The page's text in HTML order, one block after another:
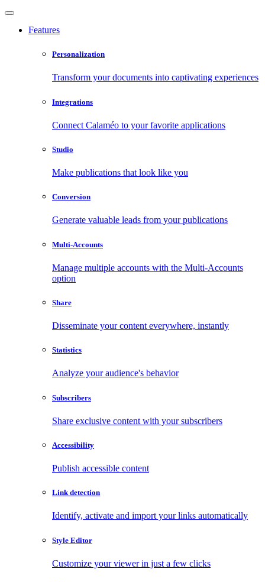
Features
Personalization
Transform your documents into captivating experiences
Integrations
Connect Calaméo to your favorite applications
Studio
Make publications that look like you
Conversion
Generate valuable leads from your publications
Multi-Accounts
Manage multiple accounts with the Multi-Accounts
option
Share
Disseminate your content everywhere, instantly
Statistics
Analyze your audience's behavior
Subscribers
Share exclusive content with your subscribers
Accessibility
Publish accessible content
Link detection
Identify, activate and import your links automatically
Style Editor
Customize your viewer in just a few clicks